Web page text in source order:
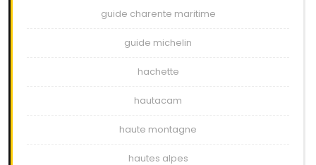
guide charente maritime
guide michelin
hachette
hautacam
haute montagne
hautes alpes